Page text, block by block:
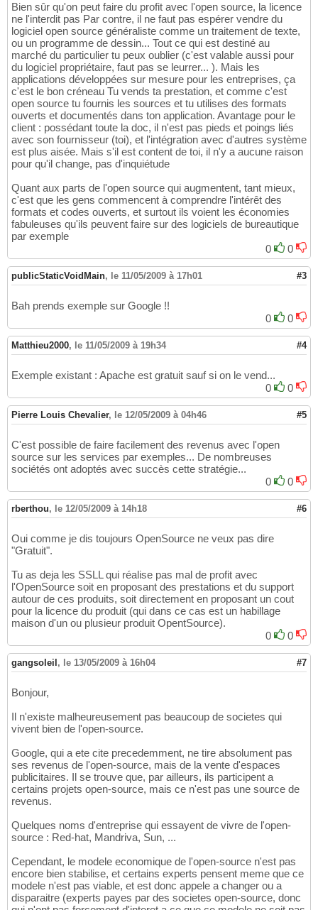
Bien sûr qu'on peut faire du profit avec l'open source, la licence
ne l'interdit pas Par contre, il ne faut pas espérer vendre du
logiciel open source généraliste comme un traitement de texte,
ou un programme de dessin... Tout ce qui est destiné au
marché du particulier tu peux oublier (c'est valable aussi pour
du logiciel propriétaire, faut pas se leurrer... ). Mais les
applications développées sur mesure pour les entreprises, ça
c'est le bon créneau Tu vends ta prestation, et comme c'est
open source tu fournis les sources et tu utilises des formats
ouverts et documentés dans ton application. Avantage pour le
client : possédant toute la doc, il n'est pas pieds et poings liés
avec son fournisseur (toi), et l'intégration avec d'autres système
est plus aisée. Mais s'il est content de toi, il n'y a aucune raison
pour qu'il change, pas d'inquiétude
Quant aux parts de l'open source qui augmentent, tant mieux,
c'est que les gens commencent à comprendre l'intérêt des
formats et codes ouverts, et surtout ils voient les économies
fabuleuses qu'ils peuvent faire sur des logiciels de bureautique
par exemple
0
0
publicStaticVoidMain, le 11/05/2009 à 17h01 #3
Bah prends exemple sur Google !!
0
0
Matthieu2000, le 11/05/2009 à 19h34 #4
Exemple existant : Apache est gratuit sauf si on le vend...
0
0
Pierre Louis Chevalier, le 12/05/2009 à 04h46 #5
C'est possible de faire facilement des revenus avec l'open
source sur les services par exemples... De nombreuses
sociétés ont adoptés avec succès cette stratégie...
0
0
rberthou, le 12/05/2009 à 14h18 #6
Oui comme je dis toujours OpenSource ne veux pas dire
"Gratuit".
Tu as deja les SSLL qui réalise pas mal de profit avec
l'OpenSource soit en proposant des prestations et du support
autour de ces produits, soit directement en proposant un cout
pour la licence du produit (qui dans ce cas est un habillage
maison d'un ou plusieur produit OpentSource).
0
0
gangsoleil , le 13/05/2009 à 16h04 #7
Bonjour,
Il n'existe malheureusement pas beaucoup de societes qui
vivent bien de l'open-source.
Google, qui a ete cite precedemment, ne tire absolument pas
ses revenus de l'open-source, mais de la vente d'espaces
publicitaires. Il se trouve que, par ailleurs, ils participent a
certains projets open-source, mais ce n'est pas une source de
revenus.
Quelques noms d'entreprise qui essayent de vivre de l'open-
source : Red-hat, Mandriva, Sun, ...
Cependant, le modele economique de l'open-source n'est pas
encore bien stabilise, et certains experts pensent meme que ce
modele n'est pas viable, et est donc appele a changer ou a
disparaitre (experts payes par des societes open-source, donc